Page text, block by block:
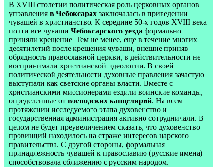
В XVIII столетии политическая роль церковных органов
управления в Чебоксарах заключалась в приведении
чувашей в христианство. К середине 50-х годов XVIII века
почти все чуваши Чебоксарского уезда формально
приняли крещение. Тем не менее, еще в течение многих
десятилетий после крещения чуваши, внешне приняв
обрядность православной церкви, в действительности не
воспринимали христианской идеологии. В своей
политической деятельности духовные правления зачастую
выступали как светские органы власти. Вместе с
христианскими миссионерами ездили воинские команды,
определенные от воеводских канцелярий. На всем
протяжении исследуемого этапа духовенство и
государственная администрация активно сотрудничали. В
целом не будет преувеличением сказать, что духовенство
провинций находилось на страже интересов царского
правительства. С другой стороны, формальная
принадлежность чувашей к православию (русские имена)
способствовала сближению с русским народом.